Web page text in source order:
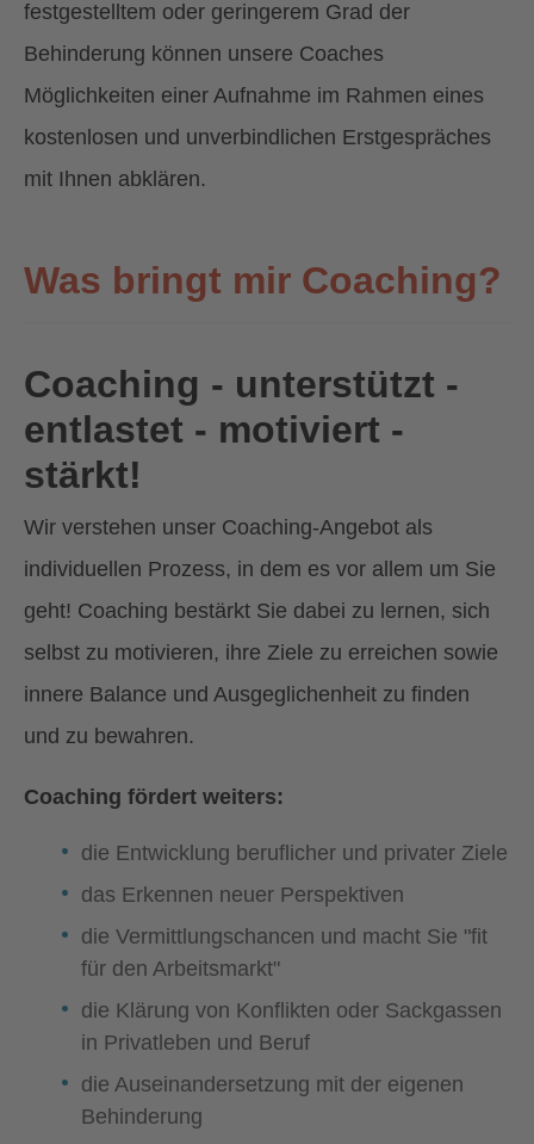
festgestelltem oder geringerem Grad der
Behinderung können unsere Coaches
Möglichkeiten einer Aufnahme im Rahmen eines
kostenlosen und unverbindlichen Erstgespräches
mit Ihnen abklären.
Was bringt mir Coaching?
Coaching - unterstützt -
entlastet - motiviert -
stärkt!
Wir verstehen unser Coaching-Angebot als
individuellen Prozess, in dem es vor allem um Sie
geht! Coaching bestärkt Sie dabei zu lernen, sich
selbst zu motivieren, ihre Ziele zu erreichen sowie
innere Balance und Ausgeglichenheit zu finden
und zu bewahren.
Coaching fördert weiters:
die Entwicklung beruflicher und privater Ziele
das Erkennen neuer Perspektiven
die Vermittlungschancen und macht Sie "fit
für den Arbeitsmarkt"
die Klärung von Konflikten oder Sackgassen
in Privatleben und Beruf
die Auseinandersetzung mit der eigenen
Behinderung